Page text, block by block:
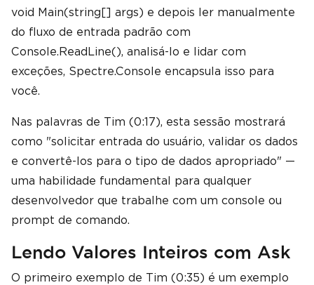
void Main(string[] args) e depois ler manualmente
do fluxo de entrada padrão com
Console.ReadLine(), analisá-lo e lidar com
exceções, Spectre.Console encapsula isso para
você.
Nas palavras de Tim (0:17), esta sessão mostrará
como "solicitar entrada do usuário, validar os dados
e convertê-los para o tipo de dados apropriado" —
uma habilidade fundamental para qualquer
desenvolvedor que trabalhe com um console ou
prompt de comando.
Lendo Valores Inteiros com Ask
O primeiro exemplo de Tim (0:35) é um exemplo